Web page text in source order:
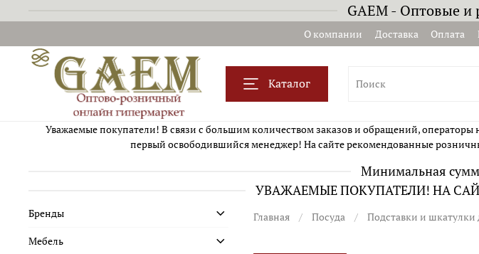
GAEM - Оптовые и
О компании Доставка Оплата
Каталог
Уважаемые покупатели! В связи с большим количеством заказов и обращений, операторы
первый освободившийся менеджер! На сайте рекомендованные
Минимальная
УВАЖАЕМЫЕ ПОКУПАТЕЛИ! НА
Главная Посуда Подставки и шкатулки
Бренды
Мебель